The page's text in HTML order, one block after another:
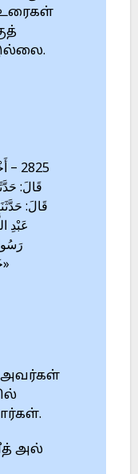
قَالَ:
قَالَ:
عَبْدِ
அவர்கள்
அல்